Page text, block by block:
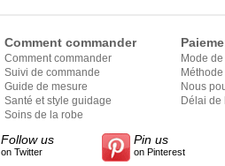
Comment commander
Comment commander
Suivi de commande
Guide de mesure
Santé et style guidage
Soins de la robe
Mode
Nous
Délai de
Follow us
on Twitter
Pin us
on Pinterest